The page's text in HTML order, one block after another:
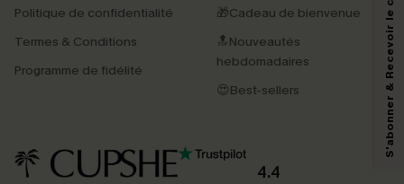
Politique de confidentialité
Termes & Conditions
Programme de fidélité
🎁Cadeau de bienvenue
🔝Nouveautés
hebdomadaires
😍Best-sellers
4.4
En soumettant votre adresse e-mail, vous acceptez de recevoir des e-mails
marketing (y compris du contenu généré par l'IA) de Cupshe et
reconnaissez avoir pris connaissance de nos
pouvons utiliser les données collectées sur notre site ainsi que des
produits susceptibles de vous intéresser, conformément à notre
Politique de
confidentialité
. Vous pouvez vous désabonner à tout moment.
S'abonner & Recevoir le code